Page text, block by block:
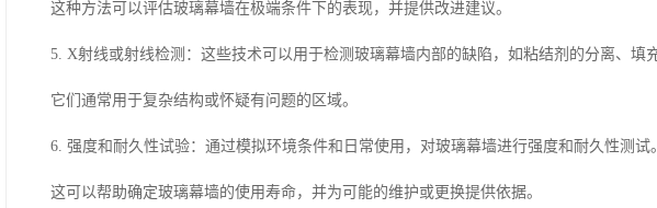
这种方法可以评估玻璃幕墙在极端条件下的表现，并提供改进建议。
5. X射线或射线检测：这些技术可以用于检测玻璃幕墙内部的缺陷，如粘结剂的分离、填
它们通常用于复杂结构或怀疑有问题的区域。
6. 强度和耐久性试验：通过模拟环境条件和日常使用，对玻璃幕墙进行强度和耐久性测试。
这可以帮助确定玻璃幕墙的使用寿命，并为可能的维护或更换提供依据。